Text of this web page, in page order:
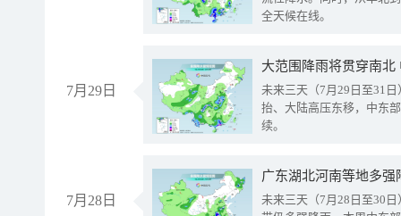
全天候在线。
7月29日
大范围降雨将贯穿南
未来三天（7月29日至31
抬、大陆高压东移，中东
续。
7月28日
广东湖北河南等地多
未来三天（7月28日至30